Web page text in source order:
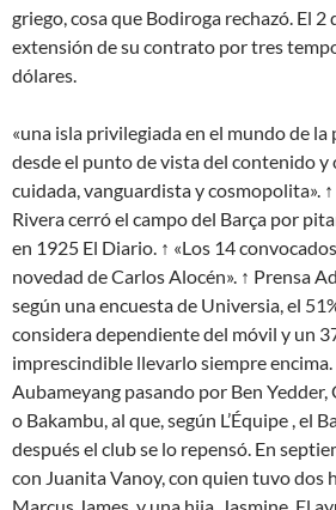
griego, cosa que Bodiroga rechazó. El
extensión de su contrato por tres
dólares.
«una isla privilegiada en el mundo de
desde el punto de vista del contenido y
cuidada, vanguardista y cosmopolita».
Rivera cerró el campo del Barça por
en 1925 El Diario. ↑ «Los 14
novedad de Carlos Alocén». ↑ Prensa
según una encuesta de Universia, el
considera dependiente del móvil y un
imprescindible llevarlo siempre
Aubameyang pasando por Ben Yedder,
o Bakambu, al que, según L’Équipe , el
después el club se lo repensó. En
con Juanita Vanoy, con quien tuvo dos